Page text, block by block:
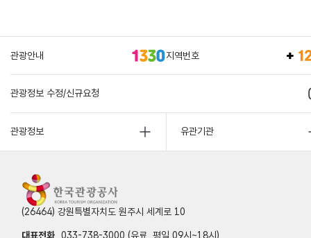
관광안내 지역번호
관광정보 수정/신규요청
관광정보 유관기관
(26464) 강원특별자치도 원주시 세계로 10
대표전화 033-738-3000 (유료, 평일 09시~18시)